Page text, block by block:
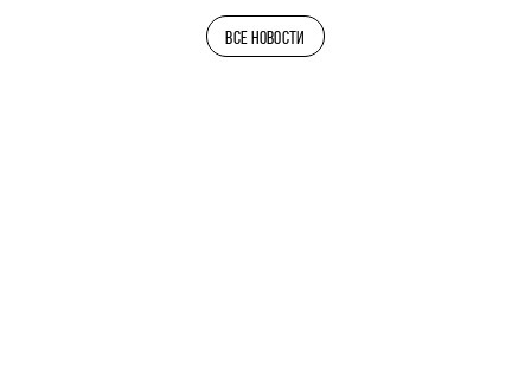
ВСЕ НОВОСТИ